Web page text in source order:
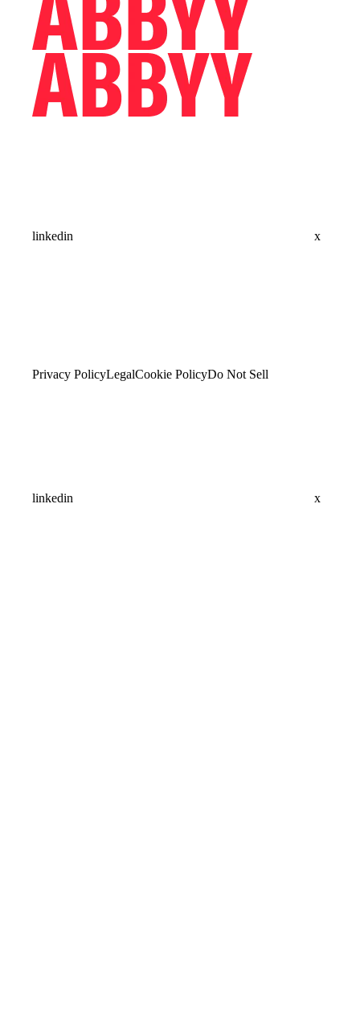
linkedin x
Privacy PolicyLegalCookie PolicyDo Not Sell
linkedin x